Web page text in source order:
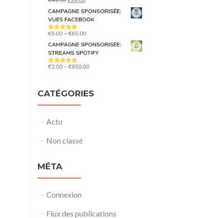
CATÉGORIES
Actu
Non classé
MÉTA
Connexion
Flux des publications